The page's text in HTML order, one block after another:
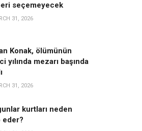
seçemeyecek
31, 2026
Konak, ölümünün
yılında mezarı başında
31, 2026
kurtları neden
eder?